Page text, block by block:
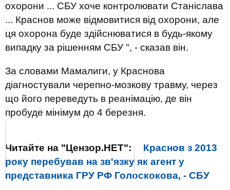
охорони ... СБУ хоче контролювати Станіслава
... Краснов може відмовитися від охорони, але
ця охорона буде здійснюватися в будь-якому
випадку за рішенням СБУ ", - сказав він.
За словами Мамалиги, у Краснова
діагностували черепно-мозкову травму, через
що його переведуть в реанімацію, де він
пробуде мінімум до 4 березня.
Читайте на "Цензор.НЕТ":
Краснов з 2013
року перебував на зв'язку як агент у
представника ГРУ РФ Голоскокова, - СБУ